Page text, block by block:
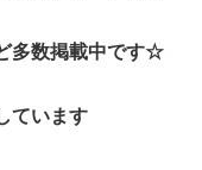
多数掲載中です☆
ています